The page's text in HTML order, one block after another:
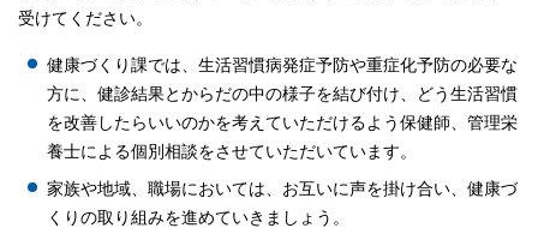
受けてください。
健康づくり課では、生活習慣病発症予防や重症化予防の必要な
方に、健診結果とからだの中の様子を結び付け、どう生活習慣
を改善したらいいのかを考えていただけるよう保健師、管理栄
養士による個別相談をさせていただいています。
家族や地域、職場においては、お互いに声を掛け合い、健康づ
くりの取り組みを進めていきましょう。